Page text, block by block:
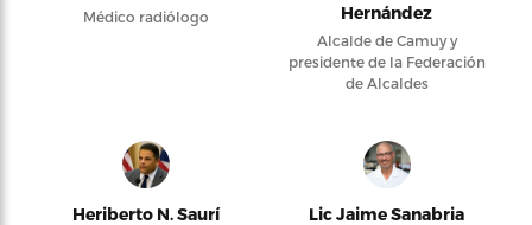
Médico radiólogo
Hernández
Alcalde de Camuy y
presidente de la Federación
de Alcaldes
Heriberto N. Saurí Lic Jaime Sanabria